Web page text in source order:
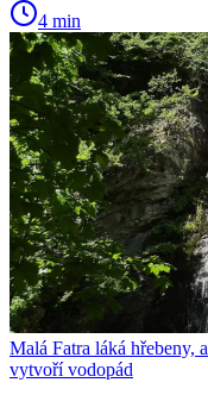
4 min
Malá Fatra láká hřebeny,
vytvoří vodopád